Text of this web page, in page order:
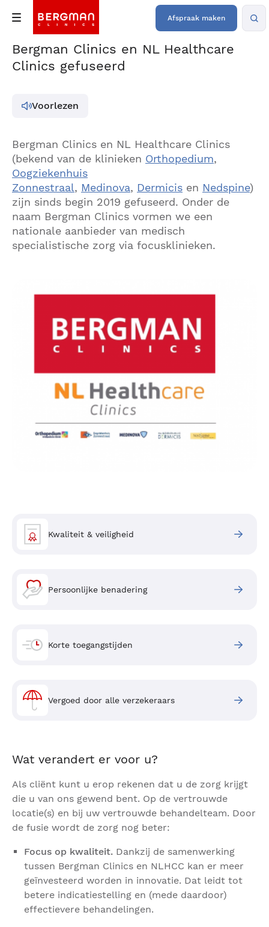
Afspraak maken
Bergman Clinics en NL Healthcare
Clinics gefuseerd
Voorlezen
Bergman Clinics en NL Healthcare Clinics
(bekend van de klinieken Orthopedium,
Oogziekenhuis
Zonnestraal, Medinova, Dermicis en Nedspine)
zijn sinds begin 2019 gefuseerd. Onder de
naam Bergman Clinics vormen we een
nationale aanbieder van medisch
specialistische zorg via focusklinieken.
Kwaliteit & veiligheid
Persoonlijke benadering
Korte toegangstijden
Vergoed door alle verzekeraars
Wat verandert er voor u?
Als cliënt kunt u erop rekenen dat u de zorg krijgt
die u van ons gewend bent. Op de vertrouwde
locatie(s) en bij uw vertrouwde behandelteam. Door
de fusie wordt de zorg nog beter:
Focus op kwaliteit. Dankzij de samenwerking
tussen Bergman Clinics en NLHCC kan er meer
geïnvesteerd worden in innovatie. Dat leidt tot
betere indicatiestelling en (mede daardoor)
effectievere behandelingen.